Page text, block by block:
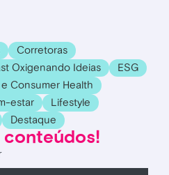
Corretoras
Oxigenando Ideias
ESG
Consumer Health
estar
Lifestyle
Destaque
conteúdos!